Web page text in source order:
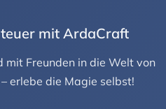
mit ArdaCraft
mit Freunden in die Welt von
erlebe die Magie selbst!